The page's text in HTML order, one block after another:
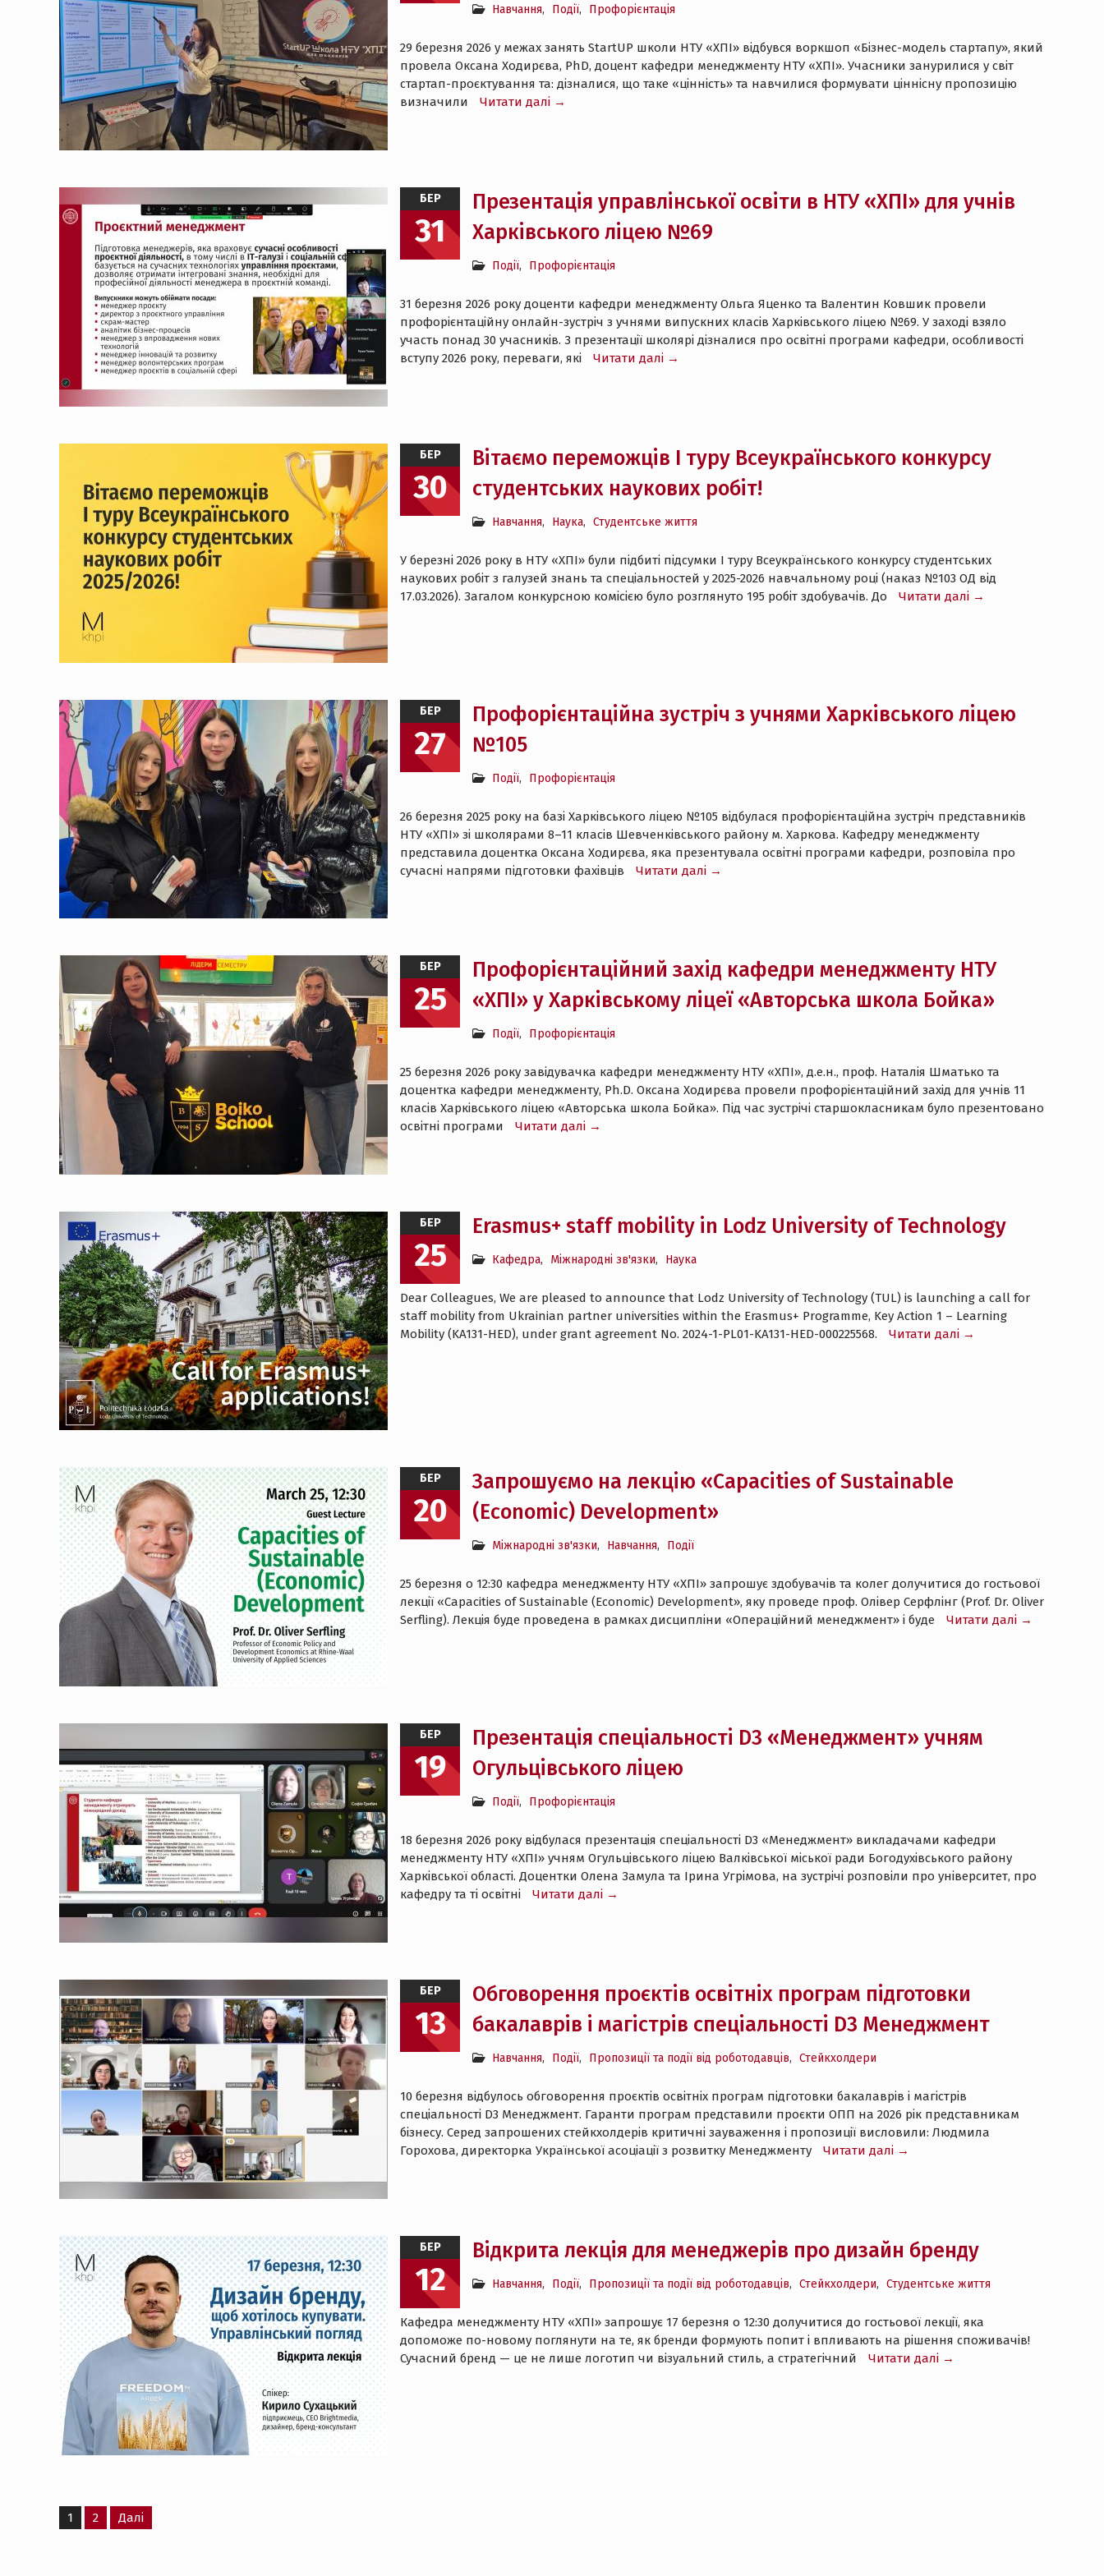
Навчання, Події, Профорієнтація
29 березня 2026 у межах занять StartUP школи НТУ «ХПІ» відбувся воркшоп «Бізнес-модель стартапу», який
провела Оксана Ходирєва, PhD, доцент кафедри менеджменту НТУ «ХПІ». Учасники занурилися у світ
стартап-проєктування та: дізналися, що таке «цінність» та навчилися формувати ціннісну пропозицію
визначили
Читати далі →
БЕР
31
Презентація управлінської освіти в НТУ «ХПІ» для учнів
Харківського ліцею №69
Події, Профорієнтація
31 березня 2026 року доценти кафедри менеджменту Ольга Яценко та Валентин Ковшик провели
профорієнтаційну онлайн-зустріч з учнями випускних класів Харківського ліцею №69. У заході взяло
участь понад 30 учасників. З презентації школярі дізналися про освітні програми кафедри, особливості
вступу 2026 року, переваги, які
Читати далі →
БЕР
30
Вітаємо переможців І туру Всеукраїнського конкурсу
студентських наукових робіт!
Навчання, Наука, Студентське життя
У березні 2026 року в НТУ «ХПІ» були підбиті підсумки І туру Всеукраїнського конкурсу студентських
наукових робіт з галузей знань та спеціальностей у 2025-2026 навчальному році (наказ №103 ОД від
17.03.2026). Загалом конкурсною комісією було розглянуто 195 робіт здобувачів. До
Читати далі →
БЕР
27
Профорієнтаційна зустріч з учнями Харківського ліцею
№105
Події, Профорієнтація
26 березня 2025 року на базі Харківського ліцею №105 відбулася профорієнтаційна зустріч представників
НТУ «ХПІ» зі школярами 8–11 класів Шевченківського району м. Харкова. Кафедру менеджменту
представила доцентка Оксана Ходирєва, яка презентувала освітні програми кафедри, розповіла про
сучасні напрями підготовки фахівців
Читати далі →
БЕР
25
Профорієнтаційний захід кафедри менеджменту НТУ
«ХПІ» у Харківському ліцеї «Авторська школа Бойка»
Події, Профорієнтація
25 березня 2026 року завідувачка кафедри менеджменту НТУ «ХПІ», д.е.н., проф. Наталія Шматько та
доцентка кафедри менеджменту, Ph.D. Оксана Ходирєва провели профорієнтаційний захід для учнів 11
класів Харківського ліцею «Авторська школа Бойка». Під час зустрічі старшокласникам було презентовано
освітні програми
Читати далі →
БЕР
25
Erasmus+ staff mobility in Lodz University of Technology
Кафедра, Міжнародні зв'язки, Наука
Dear Colleagues, We are pleased to announce that Lodz University of Technology (TUL) is launching a call for
staff mobility from Ukrainian partner universities within the Erasmus+ Programme, Key Action 1 – Learning
Mobility (KA131-HED), under grant agreement No. 2024-1-PL01-KA131-HED-000225568.
Читати далі →
БЕР
20
Запрошуємо на лекцію «Capacities of Sustainable
(Economic) Development»
Міжнародні зв'язки, Навчання, Події
25 березня о 12:30 кафедра менеджменту НТУ «ХПІ» запрошує здобувачів та колег долучитися до гостьової
лекції «Capacities of Sustainable (Economic) Development», яку проведе проф. Олівер Серфлінг (Prof. Dr. Oliver
Serfling). Лекція буде проведена в рамках дисципліни «Операційний менеджмент» і буде
Читати далі →
БЕР
19
Презентація спеціальності D3 «Менеджмент» учням
Огульцівського ліцею
Події, Профорієнтація
18 березня 2026 року відбулася презентація спеціальності D3 «Менеджмент» викладачами кафедри
менеджменту НТУ «ХПІ» учням Огульцівського ліцею Валківської міської ради Богодухівського району
Харківської області. Доцентки Олена Замула та Ірина Угрімова, на зустрічі розповіли про університет, про
кафедру та ті освітні
Читати далі →
БЕР
13
Обговорення проєктів освітніх програм підготовки
бакалаврів і магістрів спеціальності D3 Менеджмент
Навчання, Події, Пропозиції та події від роботодавців, Стейкхолдери
10 березня відбулось обговорення проєктів освітніх програм підготовки бакалаврів і магістрів
спеціальності D3 Менеджмент. Гаранти програм представили проєкти ОПП на 2026 рік представникам
бізнесу. Серед запрошених стейкхолдерів критичні зауваження і пропозиції висловили: Людмила
Горохова, директорка Української асоціації з розвитку Менеджменту
Читати далі →
БЕР
12
Відкрита лекція для менеджерів про дизайн бренду
Навчання, Події, Пропозиції та події від роботодавців, Стейкхолдери, Студентське життя
Кафедра менеджменту НТУ «ХПІ» запрошує 17 березня о 12:30 долучитися до гостьової лекції, яка
допоможе по-новому поглянути на те, як бренди формують попит і впливають на рішення споживачів!
Сучасний бренд — це не лише логотип чи візуальний стиль, а стратегічний
Читати далі →
Пагінація
записів
1 2 Далі